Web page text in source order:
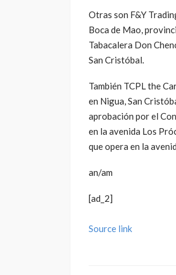
Otras son F&Y
Boca de Mao,
Tabacalera Don
San Cristóbal.
También TCPL the
en Nigua, San
aprobación por el
en la avenida Los
que opera en la
an/am
[ad_2]
Source link